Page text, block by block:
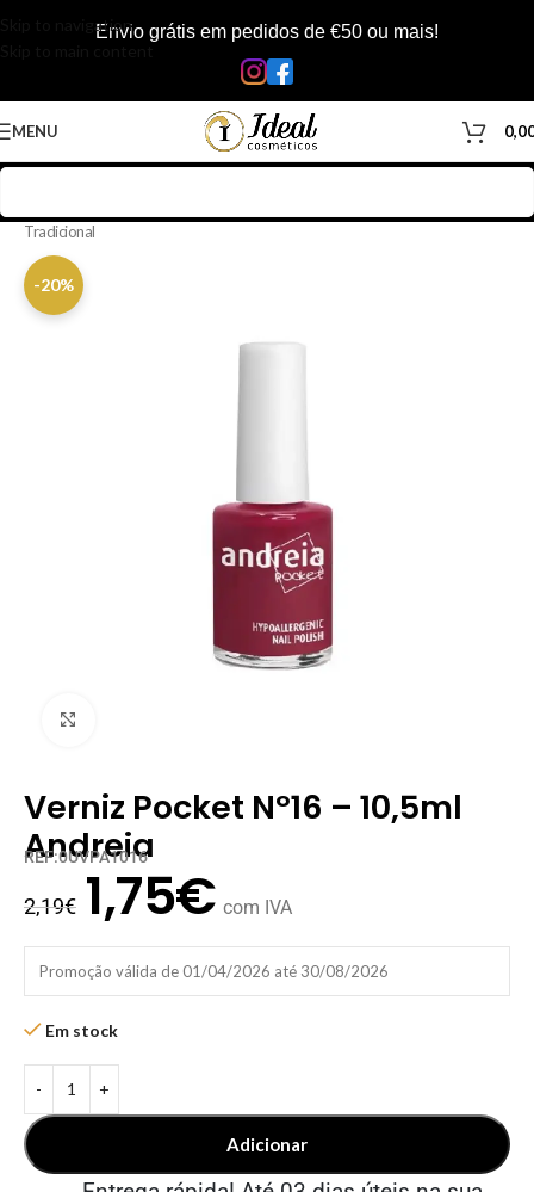
Skip to navigationEnvio grátis em pedidos de €50 ou mais!
MENU
Tradicional
-20%
Verniz Pocket Nº16 – 10,5ml
Andreia
REF:0UVPA1016
2,19€ 1,75€ com IVA
Promoção válida de 01/04/2026 até 30/08/2026
Em stock
Adicionar